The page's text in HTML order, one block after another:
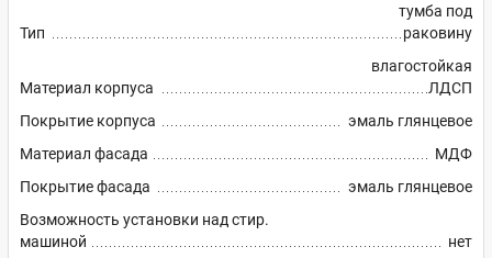
Тип
тумба под
раковину
Материал корпуса
влагостойкая
ЛДСП
Покрытие корпуса
эмаль глянцевое
Материал фасада
МДФ
Покрытие фасада
эмаль глянцевое
Возможность установки над стир.
машиной
нет